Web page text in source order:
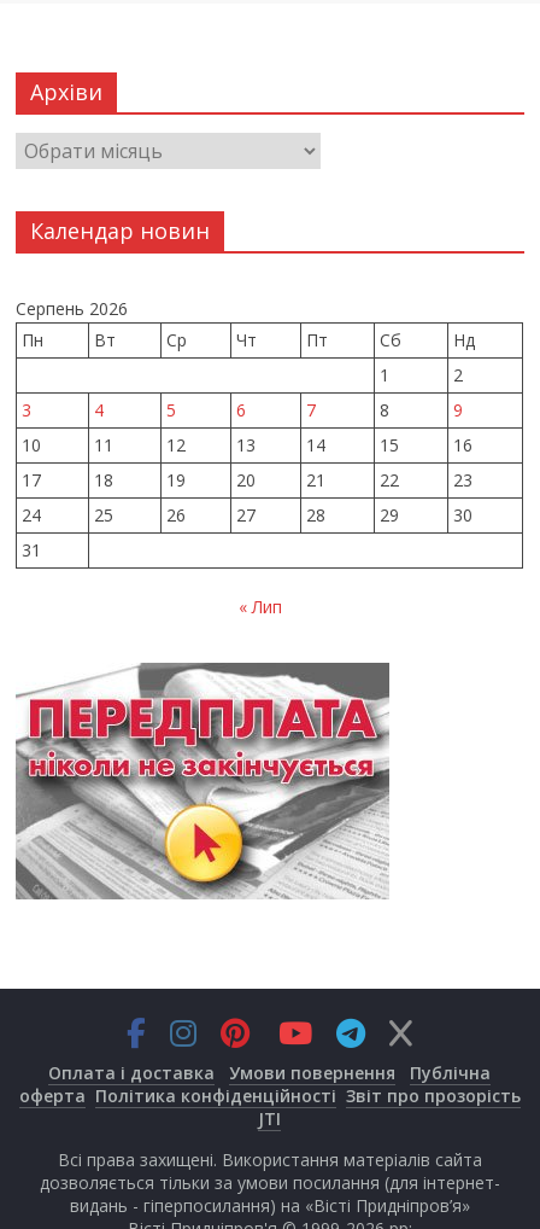
Архіви
Календар новин
Серпень 2026
Пн
Вт Ср Чт Пт Сб
Нд
1
2
3
4 5 6 7 8
9
10
11 12 13 14 15
16
17
18 19 20 21 22
23
24
25 26 27 28 29
30
31
« Лип
Оплата і доставка Умови повернення
Публічна
оферта Політика конфіденційності Звіт про прозорість
JTI
Всі права захищені. Використання матеріалів сайта
дозволяється тільки за умови посилання (для інтернет-
видань - гіперпосилання) на «Вісті Придніпров’я»